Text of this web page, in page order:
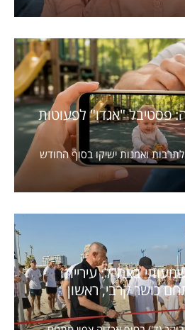
פסטיבל "אגדו" לפעוטות
ואמנות ישיקו בסוף החודש
בצה"ל: עיריית
כושר קרבי, ראשון